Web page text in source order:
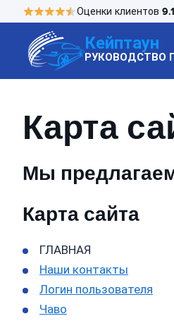
Оценки клиентов 9.1
Кейптаун
РУКОВОДСТВО
Карта
Мы
Карта сайта
ГЛАВНАЯ
Наши контакты
Логин пользователя
Чаво